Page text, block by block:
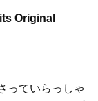
Original
っていらっしゃ